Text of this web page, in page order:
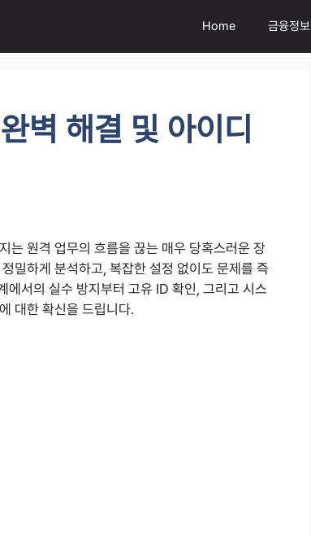
Home 금융정보
벽 해결 및 아이디
는 원격 업무의 흐름을 끊는 매우 당혹스러운 장
밀하게 분석하고, 복잡한 설정 없이도 문제를 즉
에서의 실수 방지부터 고유 ID 확인, 그리고 시스
대한 확신을 드립니다.